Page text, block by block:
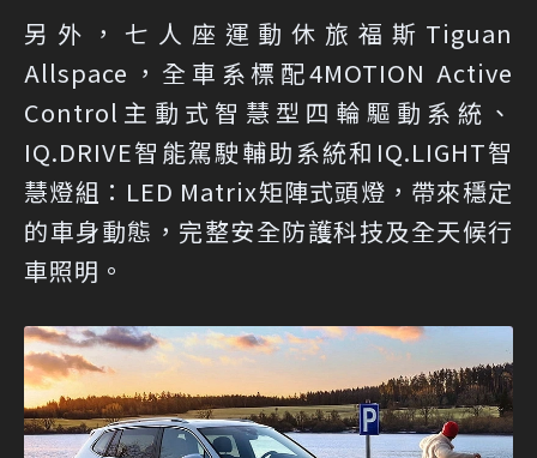
另外，七人座運動休旅福斯Tiguan
Allspace，全車系標配4MOTION Active
Control主動式智慧型四輪驅動系統、
IQ.DRIVE智能駕駛輔助系統和IQ.LIGHT智
慧燈組：LED Matrix矩陣式頭燈，帶來穩定
的車身動態，完整安全防護科技及全天候行
車照明。